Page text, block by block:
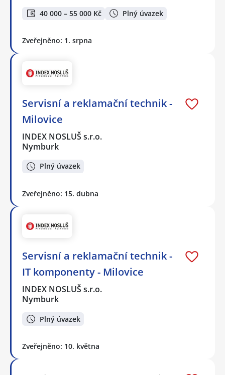
40 000 – 55 000 Kč Plný úvazek
Zveřejněno: 1. srpna
Servisní a reklamační technik -
Milovice
INDEX NOSLUŠ s.r.o.
Nymburk
Plný úvazek
Zveřejněno: 15. dubna
Servisní a reklamační technik -
IT komponenty - Milovice
INDEX NOSLUŠ s.r.o.
Nymburk
Plný úvazek
Zveřejněno: 10. května